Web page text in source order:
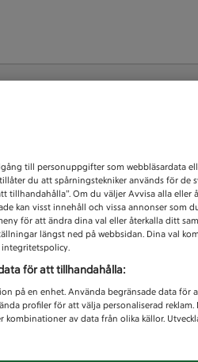
till personuppgifter som webbläsardata
du att spårningstekniker används för de
tillhandahålla”. Om du väljer Avvisa alla eller
kan visst innehåll och vissa annonser som
för att ändra dina val eller återkalla ditt
längst ned på webbsidan. Dina val
för att tillhandahålla:
på en enhet. Använda begränsade data för
profiler för att välja personaliserad reklam.
kombinationer av data från olika källor.